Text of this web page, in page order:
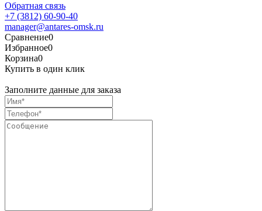
Обратная связь
+7 (3812) 60-90-40
manager@antares-omsk.ru
Сравнение0
Избранное0
Корзина0
Купить в один клик
Заполните данные для заказа